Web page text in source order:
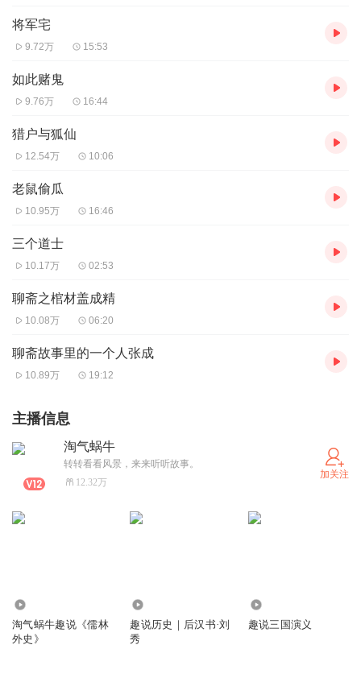
将军宅
9.72万 15:53
如此赌鬼
9.76万 16:44
猎户与狐仙
12.54万 10:06
老鼠偷瓜
10.95万 16:46
三个道士
10.17万 02:53
聊斋之棺材盖成精
10.08万 06:20
聊斋故事里的一个人张成
10.89万 19:12
主播信息
淘气蜗牛
转转看看风景，来来听听故事。
12.32万
加关注
淘气蜗牛趣说《儒林
外史》
趣说历史｜后汉书·刘
秀
趣说三国演义